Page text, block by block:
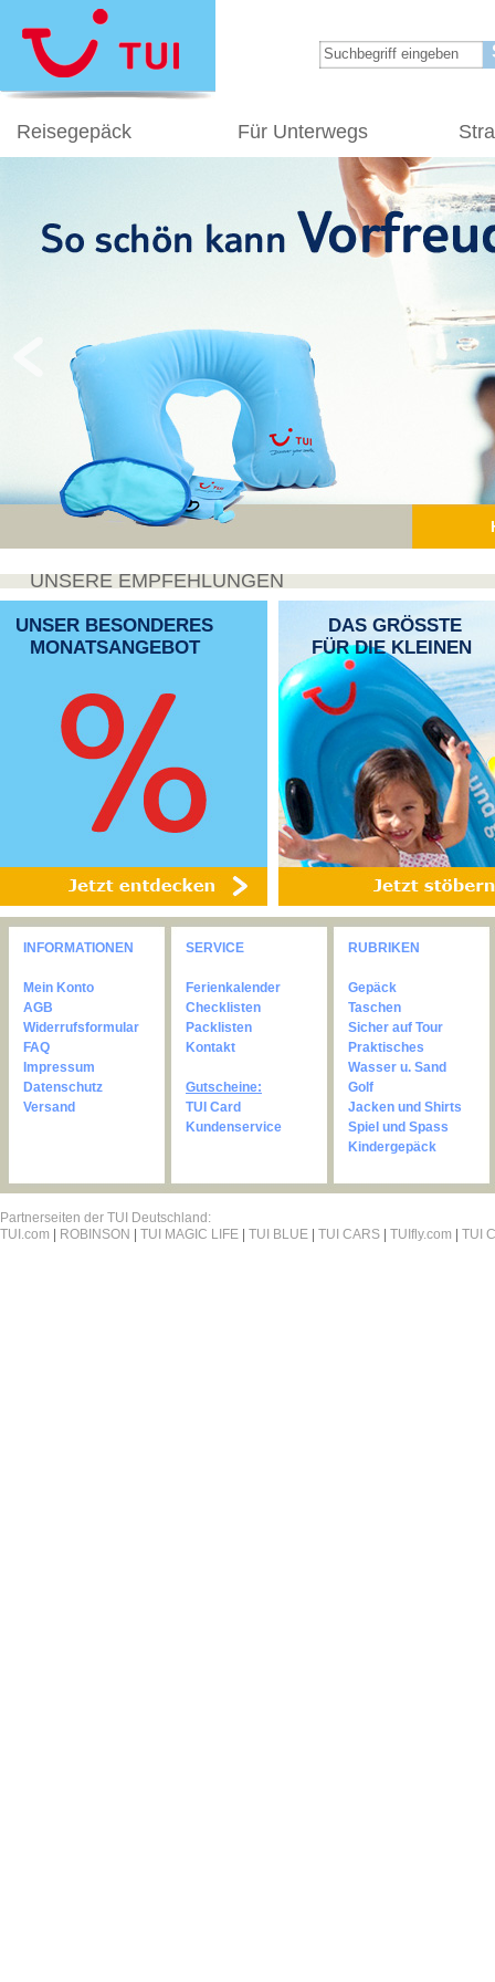
Reisegepäck Für Unterwegs
UNSERE EMPFEHLUNGEN
UNSER BESONDERES
MONATSANGEBOT
DAS GRÖSSTE
FÜR DIE KLEINEN
INFORMATIONEN
Mein Konto
AGB
Widerrufsformular
FAQ
Impressum
Datenschutz
Versand
SERVICE
Ferienkalender
Checklisten
Packlisten
Kontakt
Gutscheine:
TUI Card
Kundenservice
RUBRIKEN
Gepäck
Taschen
Sicher auf Tour
Praktisches
Wasser u. Sand
Golf
Jacken und Shirts
Spiel und Spass
Kindergepäck
Partnerseiten der TUI Deutschland:
TUI.com
ROBINSON TUI MAGIC LIFE TUI BLUE TUI CARS TUIfly.com TUI